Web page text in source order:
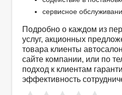
сервисное
Подробно о каждом из
услуг, акционных
товара клиенты
сайте компании, или по
подход к клиентам
эффективность